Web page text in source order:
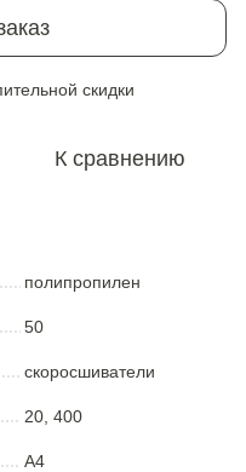
скидки
К сравнению
полипропилен
50
скоросшиватели
20, 400
A4